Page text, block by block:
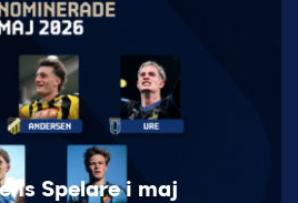
Spelare i maj